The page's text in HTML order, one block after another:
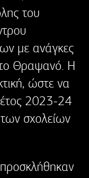
του
με ανάγκες
Θραψανό. Η
ώστε να
έτος 2023-24
σχολείων